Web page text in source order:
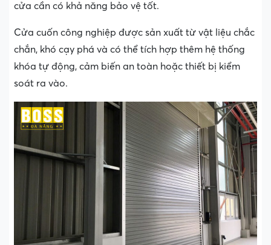
cửa cần có khả năng bảo vệ tốt.
Cửa cuốn công nghiệp được sản xuất từ vật liệu chắc
chắn, khó cạy phá và có thể tích hợp thêm hệ thống
khóa tự động, cảm biến an toàn hoặc thiết bị kiểm
soát ra vào.